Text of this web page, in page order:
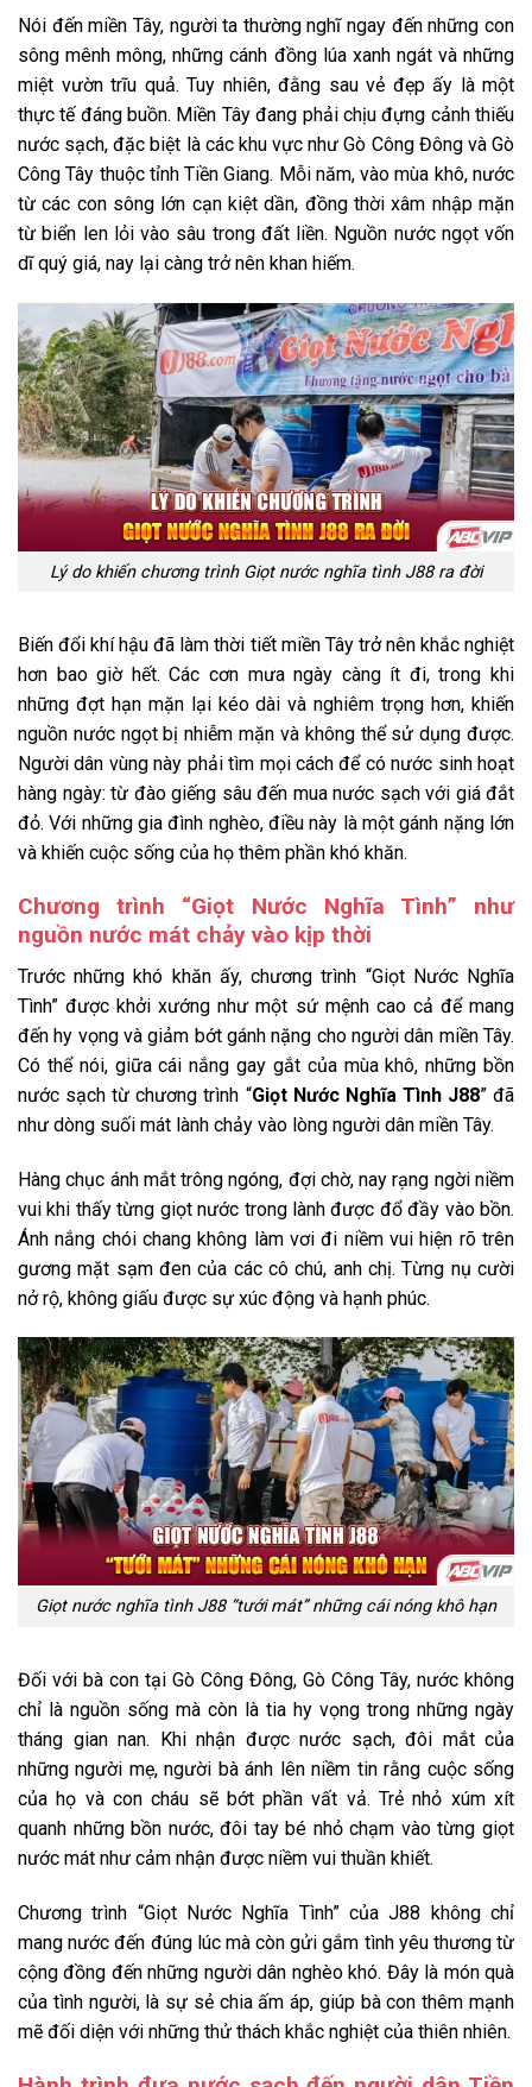
Nói đến miền Tây, người ta thường nghĩ ngay đến những con
sông mênh mông, những cánh đồng lúa xanh ngát và những
miệt vườn trĩu quả. Tuy nhiên, đằng sau vẻ đẹp ấy là một
thực tế đáng buồn. Miền Tây đang phải chịu đựng cảnh thiếu
nước sạch, đặc biệt là các khu vực như Gò Công Đông và Gò
Công Tây thuộc tỉnh Tiền Giang. Mỗi năm, vào mùa khô, nước
từ các con sông lớn cạn kiệt dần, đồng thời xâm nhập mặn
từ biển len lỏi vào sâu trong đất liền. Nguồn nước ngọt vốn
dĩ quý giá, nay lại càng trở nên khan hiếm.
Lý do khiến chương trình Giọt nước nghĩa tình J88 ra đời
Biến đổi khí hậu đã làm thời tiết miền Tây trở nên khắc nghiệt
hơn bao giờ hết. Các cơn mưa ngày càng ít đi, trong khi
những đợt hạn mặn lại kéo dài và nghiêm trọng hơn, khiến
nguồn nước ngọt bị nhiễm mặn và không thể sử dụng được.
Người dân vùng này phải tìm mọi cách để có nước sinh hoạt
hàng ngày: từ đào giếng sâu đến mua nước sạch với giá đắt
đỏ. Với những gia đình nghèo, điều này là một gánh nặng lớn
và khiến cuộc sống của họ thêm phần khó khăn.
Chương trình “Giọt Nước Nghĩa Tình” như
nguồn nước mát chảy vào kịp thời
Trước những khó khăn ấy, chương trình “Giọt Nước Nghĩa
Tình” được khởi xướng như một sứ mệnh cao cả để mang
đến hy vọng và giảm bớt gánh nặng cho người dân miền Tây.
Có thể nói, giữa cái nắng gay gắt của mùa khô, những bồn
nước sạch từ chương trình “Giọt Nước Nghĩa Tình J88” đã
như dòng suối mát lành chảy vào lòng người dân miền Tây.
Hàng chục ánh mắt trông ngóng, đợi chờ, nay rạng ngời niềm
vui khi thấy từng giọt nước trong lành được đổ đầy vào bồn.
Ánh nắng chói chang không làm vơi đi niềm vui hiện rõ trên
gương mặt sạm đen của các cô chú, anh chị. Từng nụ cười
nở rộ, không giấu được sự xúc động và hạnh phúc.
Giọt nước nghĩa tình J88 “tưới mát” những cái nóng khô hạn
Đối với bà con tại Gò Công Đông, Gò Công Tây, nước không
chỉ là nguồn sống mà còn là tia hy vọng trong những ngày
tháng gian nan. Khi nhận được nước sạch, đôi mắt của
những người mẹ, người bà ánh lên niềm tin rằng cuộc sống
của họ và con cháu sẽ bớt phần vất vả. Trẻ nhỏ xúm xít
quanh những bồn nước, đôi tay bé nhỏ chạm vào từng giọt
nước mát như cảm nhận được niềm vui thuần khiết.
Chương trình “Giọt Nước Nghĩa Tình” của J88 không chỉ
mang nước đến đúng lúc mà còn gửi gắm tình yêu thương từ
cộng đồng đến những người dân nghèo khó. Đây là món quà
của tình người, là sự sẻ chia ấm áp, giúp bà con thêm mạnh
mẽ đối diện với những thử thách khắc nghiệt của thiên nhiên.